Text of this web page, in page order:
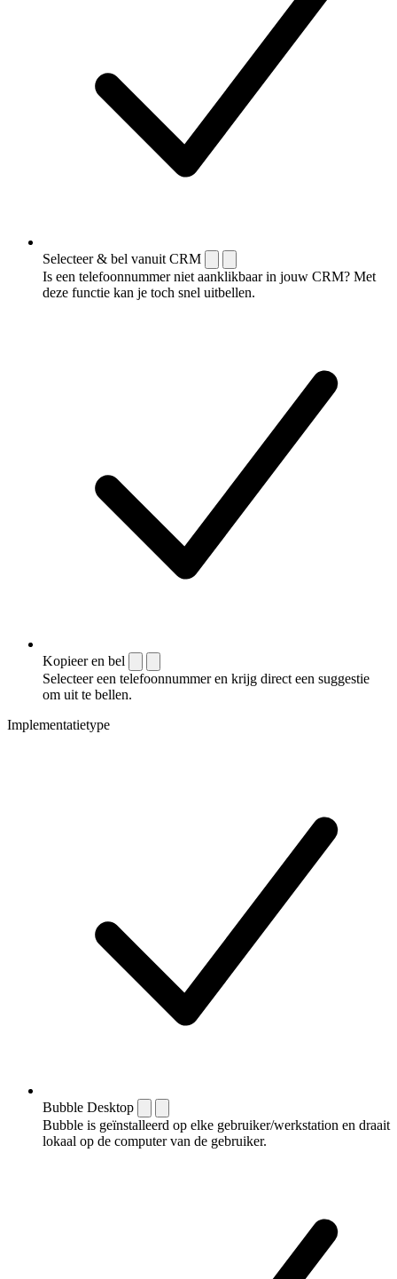
Selecteer & bel vanuit CRM
Is een telefoonnummer niet aanklikbaar in jouw CRM? Met
deze functie kan je toch snel uitbellen.
Kopieer en bel
Selecteer een telefoonnummer en krijg direct een suggestie
om uit te bellen.
Implementatietype
Bubble Desktop
Bubble is geïnstalleerd op elke gebruiker/werkstation en draait
lokaal op de computer van de gebruiker.